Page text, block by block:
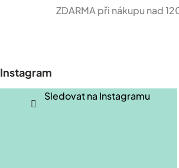
ZDARMA při nákupu nad
a
t
Instagram
Sledovat na Instagramu